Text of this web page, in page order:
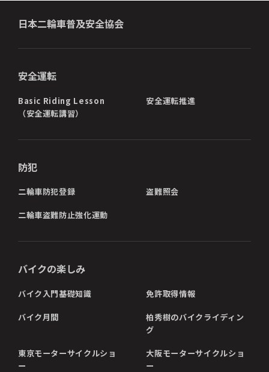
日本二輪車普及安全協会
安全運転
Basic Riding Lesson
（安全運転講習）
安全運転推進
防犯
二輪車防犯登録 盗難照会
二輪車盗難防止強化運動
バイクの楽しみ
バイク入門基礎知識 免許取得情報
バイク月間
柏秀樹のバイクライディン
グ
東京モーターサイクルショ
ー
大阪モーターサイクルショ
ー